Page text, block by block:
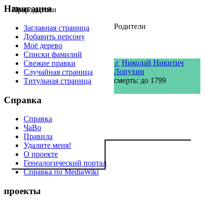
Прародители
Родители
♂ Николай Никитич
Лопухин
смерть: до 1799
Навигация
Заглавная страница
Добавить персону
Моё дерево
Списки фамилий
Свежие правки
Случайная страница
Титульная страница
Справка
Справка
ЧаВо
Правила
Удалите меня!
О проекте
Генеалогический портал
Справка по MediaWiki
проекты